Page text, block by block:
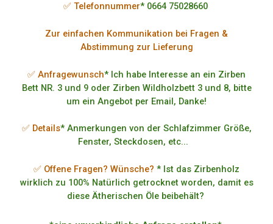
✅ Telefonnummer* 0664 75028660
Zur einfachen Kommunikation bei Fragen &
Abstimmung zur Lieferung
✅ Anfragewunsch* Ich habe Interesse an ein Zirben
Bett NR. 3 und 9 oder Zirben Wildholzbett 3 und 8, bitte
um ein Angebot per Email, Danke!
✅ Details* Anmerkungen von der Schlafzimmer Größe,
Fenster, Steckdosen, etc...
✅ Offene Fragen? Wünsche? * Ist das Zirbenholz
wirklich zu 100% Natürlich getrocknet worden, damit es
diese Ätherischen Öle beibehält?